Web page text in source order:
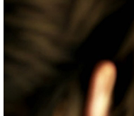
a legújabb Hitmant.